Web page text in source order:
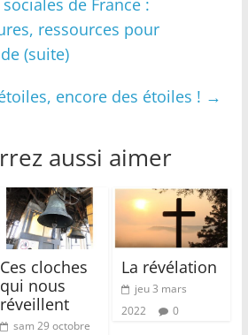
de France :
ressources pour
(suite)
encore des étoiles ! →
aussi aimer
Ces cloches
qui nous
réveillent
sam 29 octobre
La révélation
jeu 3 mars
2022
0